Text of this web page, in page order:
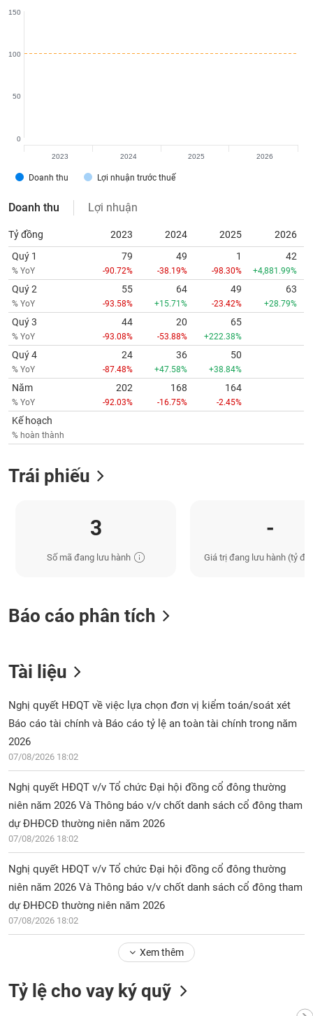
Doanh thu Lợi nhuận trước thuế
0
50
100
150
2023 2024 2025 2026
Doanh thu Lợi nhuận
Tỷ đồng 2023 2024 2025
2026
Quý 1
% YoY
79
-90.72%
49
-38.19%
1
-98.30%
42
+4,881.99%
Quý 2
% YoY
55
-93.58%
64
+15.71%
49
-23.42%
63
+28.79%
Quý 3
% YoY
44
-93.08%
20
-53.88%
65
+222.38%
Quý 4
% YoY
24
-87.48%
36
+47.58%
50
+38.84%
Năm
% YoY
202
-92.03%
168
-16.75%
164
-2.45%
Kế hoạch
% hoàn thành
Trái phiếu
3
Số mã đang lưu hành
-
Giá trị đang lưu hành (tỷ
Báo cáo phân tích
Tài liệu
Nghị quyết HĐQT về việc lựa chọn đơn vị kiểm toán/soát xét
Báo cáo tài chính và Báo cáo tỷ lệ an toàn tài chính trong năm
2026
07/08/2026 18:02
Nghị quyết HĐQT v/v Tổ chức Đại hội đồng cổ đông thường
niên năm 2026 Và Thông báo v/v chốt danh sách cổ đông tham
dự ĐHĐCĐ thường niên năm 2026
07/08/2026 18:02
Nghị quyết HĐQT v/v Tổ chức Đại hội đồng cổ đông thường
niên năm 2026 Và Thông báo v/v chốt danh sách cổ đông tham
dự ĐHĐCĐ thường niên năm 2026
07/08/2026 18:02
Xem thêm
Tỷ lệ cho vay ký quỹ
Dữ
chính